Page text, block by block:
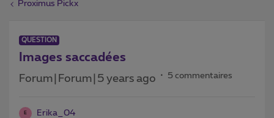
Proximus Pickx
QUESTION
Images saccadées
Forum|Forum|5 years ago 5 commentaires
E Erika_04